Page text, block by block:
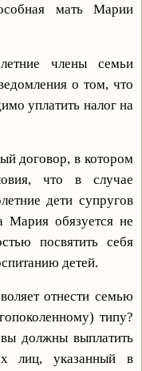
мать Марии
члены семьи
о том, что
уплатить налог на
договор, в котором
что в случае
дети супругов
Мария обязуется не
посвятить себя
детей.
отнести семью
типу?
должны выплатить
лиц, указанный в